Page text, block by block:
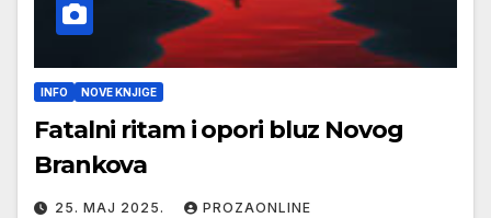
INFO NOVE KNJIGE
Fatalni ritam i opori bluz Novog
Brankova
25. МАЈ 2025. PROZAONLINE